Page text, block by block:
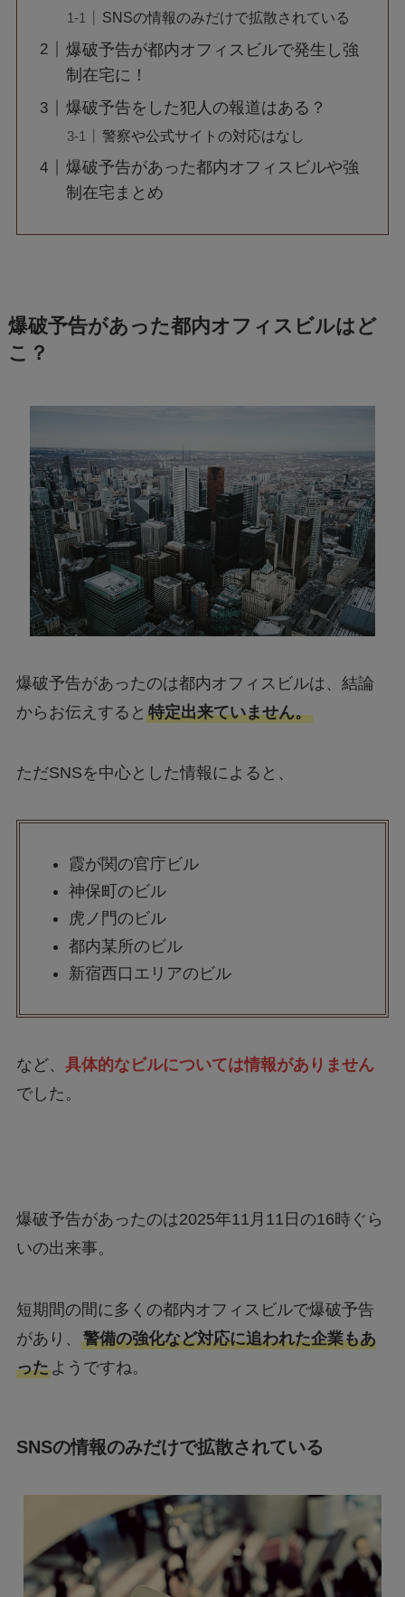
SNSの情報のみだけで拡散されている
爆破予告が都内オフィスビルで発生し強
制在宅に！
爆破予告をした犯人の報道はある？
警察や公式サイトの対応はなし
爆破予告があった都内オフィスビルや強
制在宅まとめ
爆破予告があった都内オフィスビルはど
こ？
爆破予告があったのは都内オフィスビルは、結論
からお伝えすると 特定出来ていません。
ただSNSを中心とした情報によると、
霞が関の官庁ビル
神保町のビル
虎ノ門のビル
都内某所のビル
新宿西口エリアのビル
など、 具体的なビルについては情報がありません
でした。
爆破予告があったのは2025年11月11日の16時ぐら
いの出来事。
短期間の間に多くの都内オフィスビルで爆破予告
があり、 警備の強化など対応に追われた企業もあ
ったようですね。
SNSの情報のみだけで拡散されている